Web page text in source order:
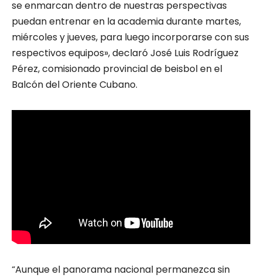
se enmarcan dentro de nuestras perspectivas
puedan entrenar en la academia durante martes,
miércoles y jueves, para luego incorporarse con sus
respectivos equipos», declaró José Luis Rodríguez
Pérez, comisionado provincial de beisbol en el
Balcón del Oriente Cubano.
“Aunque el panorama nacional permanezca sin